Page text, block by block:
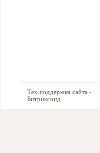
Тех.поддержка сайта -
Битриксоид